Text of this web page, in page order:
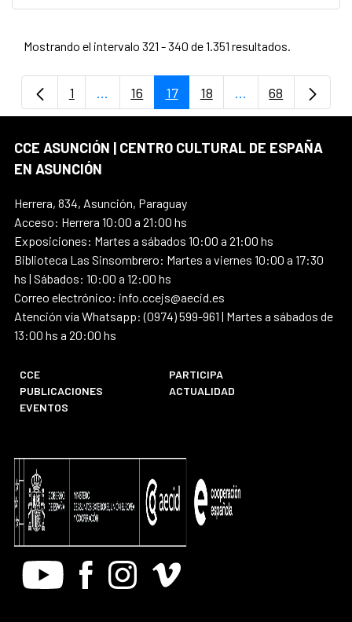
Mostrando el intervalo 321 - 340 de 1.351 resultados.
Página
1 ...Páginas intermedias Use TAB para
Página
16 Página
17 Página
18 ...PáginasPágina
68
CCE ASUNCIÓN | CENTRO CULTURAL DE ESPAÑA
EN ASUNCIÓN
Herrera, 834, Asunción, Paraguay
Acceso: Herrera 10:00 a 21:00 hs
Exposiciones: Martes a sábados 10:00 a 21:00 hs
Biblioteca Las Sinsombrero: Martes a viernes 10:00 a 17:30
hs | Sábados: 10:00 a 12:00 hs
Correo electrónico: info.ccejs@aecid.es
Atención vía Whatsapp: (0974) 599-961 | Martes a sábados de
13:00 hs a 20:00 hs
CCE
PARTICIPA
PUBLICACIONES
ACTUALIDAD
EVENTOS
Youtube FacebookInstagram
Vimeo